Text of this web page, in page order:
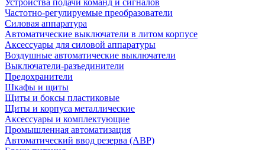
Устройства подачи команд и сигналов
Частотно-регулируемые преобразователи
Силовая аппаратура
Автоматические выключатели в литом корпусе
Аксессуары для силовой аппаратуры
Воздушные автоматические выключатели
Выключатели-разъединители
Предохранители
Шкафы и щиты
Щиты и боксы пластиковые
Щиты и корпуса металлические
Аксессуары и комплектующие
Промышленная автоматизация
Автоматический ввод резерва (АВР)